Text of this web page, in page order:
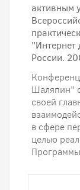
активным
"Интернет
России.
Шаляпин"
своей
в сфере
целью